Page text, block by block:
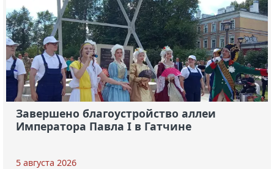
Завершено благоустройство аллеи
Императора Павла I в Гатчине
5 августа 2026